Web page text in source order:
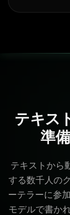
テキス
準
テキストから
する数千人の
ーテラーに参
モデルで書か